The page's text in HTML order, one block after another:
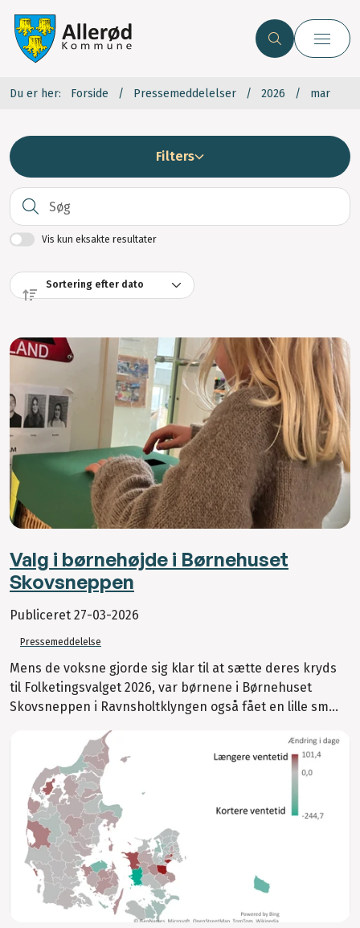
Du er her: Forside Pressemeddelelser 2026 mar
Filters
Vis kun eksakte resultater
Valg i børnehøjde i Børnehuset
Skovsneppen
Publiceret 27-03-2026
Pressemeddelelse
Mens de voksne gjorde sig klar til at sætte deres kryds
til Folketingsvalget 2026, var børnene i Børnehuset
Skovsneppen i Ravnsholtklyngen også fået en lille sm...